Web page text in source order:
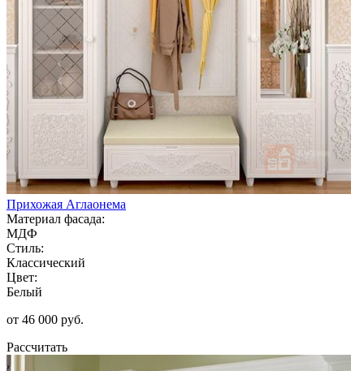
Прихожая Аглаонема
Материал фасада:
МДФ
Стиль:
Классический
Цвет:
Белый
от 46 000 руб.
Рассчитать